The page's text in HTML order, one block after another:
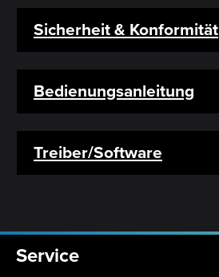
Sicherheit & Konformität
Bedienungsanleitung
Treiber/Software
Service